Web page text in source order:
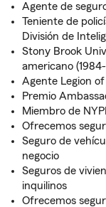
Agente de
Teniente de
División de
Stony Brook
americano
Agente Legion
Premio
Miembro de
Ofrecemos
Seguro de
negocio
Seguros de
inquilinos
Ofrecemos